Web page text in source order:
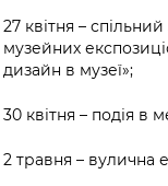
27 квітня –
музейних
дизайн в музеї»;
30 квітня – подія в
2 травня – вулична